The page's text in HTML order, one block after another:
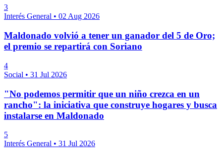
3
Interés General • 02 Aug 2026
Maldonado volvió a tener un ganador del 5 de Oro;
el premio se repartirá con Soriano
4
Social • 31 Jul 2026
"No podemos permitir que un niño crezca en un
rancho": la iniciativa que construye hogares y busca
instalarse en Maldonado
5
Interés General • 31 Jul 2026